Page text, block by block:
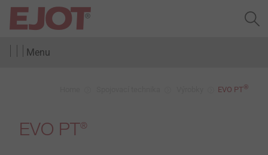
Menu
EVO PT®
EVO PT®